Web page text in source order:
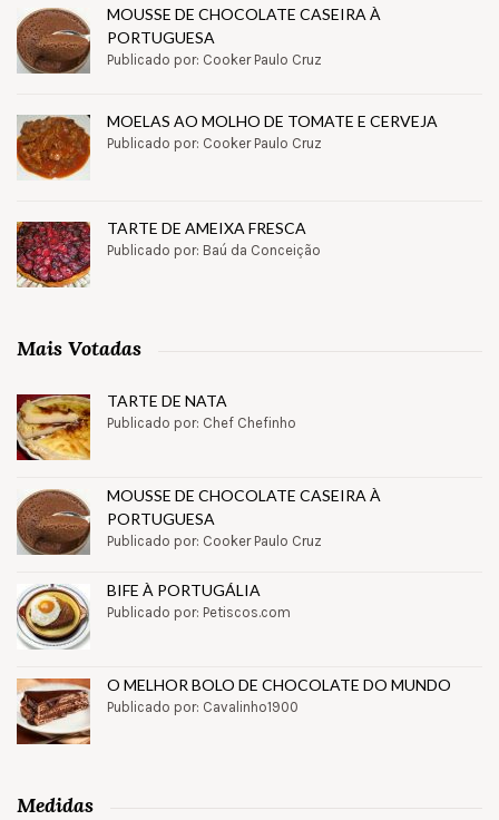
MOUSSE DE CHOCOLATE CASEIRA À
PORTUGUESA
Publicado por: Cooker Paulo Cruz
MOELAS AO MOLHO DE TOMATE E CERVEJA
Publicado por: Cooker Paulo Cruz
TARTE DE AMEIXA FRESCA
Publicado por: Baú da Conceição
Mais Votadas
TARTE DE NATA
Publicado por: Chef Chefinho
MOUSSE DE CHOCOLATE CASEIRA À
PORTUGUESA
Publicado por: Cooker Paulo Cruz
BIFE À PORTUGÁLIA
Publicado por: Petiscos.com
O MELHOR BOLO DE CHOCOLATE DO MUNDO
Publicado por: Cavalinho1900
Medidas